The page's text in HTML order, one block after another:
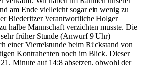
am Ende vielleicht sogar ein wenig zu
Biederitzer Verantwortliche Holger
halbe Mannschaft verzichten musste. Die
früher Stunde (Anwurf 9 Uhr)
einer Viertelstunde beim Rückstand von
Kontrahenten noch im Blick. Dieser
Minute auf 14:8 absetzen, obwohl der